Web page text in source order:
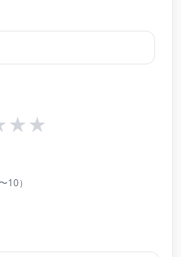
内楽など幅広く演奏活動を行ってい
ピアノ講師として後進の指導にもあた
★★
10）